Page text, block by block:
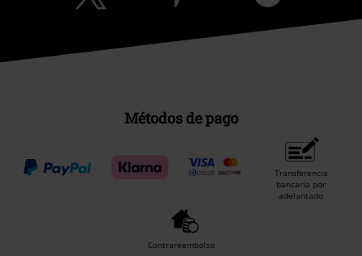
Métodos de pago
Transferencia
bancaria por
adelantado
Contrareembolso